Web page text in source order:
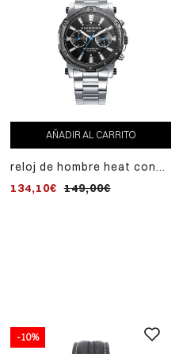
AÑADIR AL CARRITO
reloj de hombre heat con
acero
134,10€ 149,00€
-10%